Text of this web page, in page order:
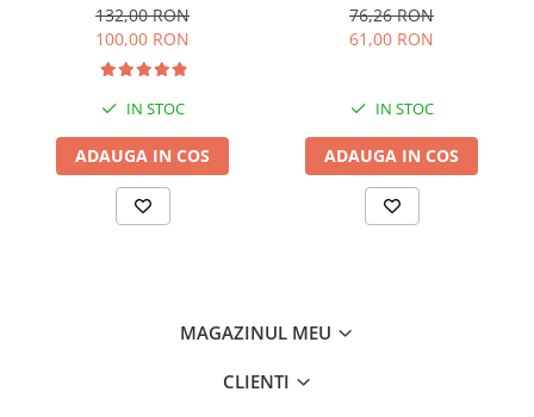
utv-uri, atv-uri sau
motociclete, neagra
132,00 RON
100,00 RON
IN STOC
ADAUGA IN COS
76,26 RON
61,00 RON
IN STOC
ADAUGA IN COS
MAGAZINUL MEU
CLIENTI